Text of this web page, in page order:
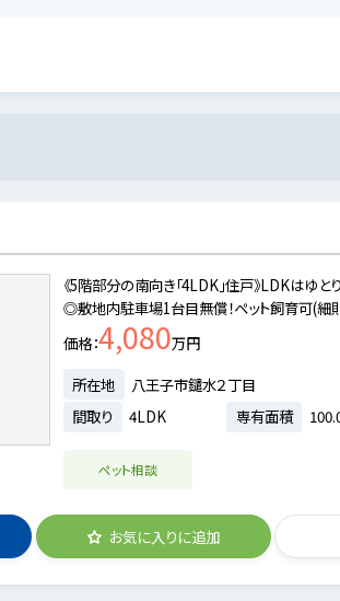
《5階部分の南向き「4LDK」住戸》LDKはゆ
◎敷地内駐車場1台目無償！ペット飼育可(細
価格 4,080万円
所在地
八王子市鑓水２丁目
間取り
4LDK 専有面積
ペット相談
お気に入りに追加